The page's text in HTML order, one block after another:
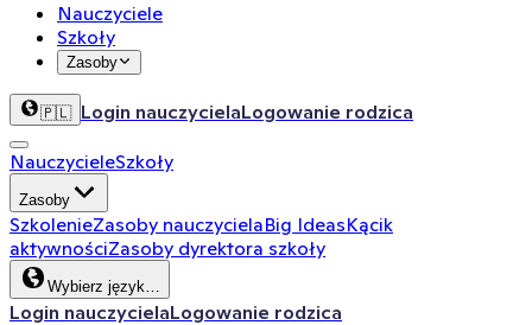
Nauczyciele
Szkoły
Zasoby
🇵🇱 Login nauczycielaLogowanie rodzica
NauczycieleSzkoły
Zasoby
SzkolenieZasoby nauczycielaBig IdeasKącik
aktywnościZasoby dyrektora szkoły
Wybierz język…
Login nauczycielaLogowanie rodzica